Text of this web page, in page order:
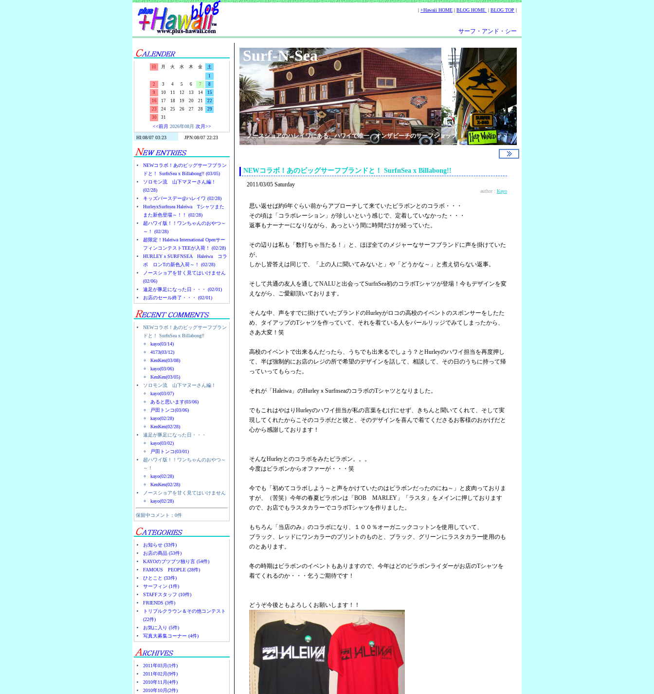
| +Hawaii HOME | BLOG HOME | BLOG TOP |
サーフ・アンド・シー
日 月 火 水 木 金
土
1
2
3 4 5 6 7
8
9
10 11 12 13 14
15
16
17 18 19 20 21
22
23
24 25 26 27 28
29
30
31
<<前月 2026年08月 次月>>
NEWコラボ！あのビッグサーフブラン
ドと！ SurfnSea x Billabong!! (03/05)
ソロモン流 山下マヌーさん編！
(02/28)
キッズバースデー@ハレイワ (02/28)
HurleyxSurfnsea Haleiwa Tシャツまた
また新色登場～！！ (02/28)
超ハワイ版！！ワンちゃんのおやつ～
～！ (02/28)
超限定！Haleiwa International Openサー
フィンコンテストTEEが入荷！ (02/28)
HURLEYｘSURFNSEA Haleiwa コラ
ボ ロンTの新色入荷～！ (02/28)
ノースショアを甘く見てはいけません
(02/06)
遠足が豚足になった日・・・ (02/01)
お店のセール終了・・・ (02/01)
NEWコラボ！あのビッグサーフブラン
ドと！ SurfnSea x Billabong!!
kayo(03/14)
4173(03/12)
KenKen(03/08)
kayo(03/06)
KenKen(03/05)
ソロモン流 山下マヌーさん編！
kayo(03/07)
あると思います(03/06)
戸田トンコ(03/06)
kayo(02/28)
KenKen(02/28)
遠足が豚足になった日・・・
kayo(03/02)
戸田トンコ(03/01)
超ハワイ版！！ワンちゃんのおやつ～
～！
kayo(02/28)
KenKen(02/28)
ノースショアを甘く見てはいけません
kayo(02/28)
保留中コメント：0件
お知らせ (33件)
お店の商品 (53件)
KAYOのブツブツ独り言 (54件)
FAMOUS PEOPLE (28件)
ひとこと (33件)
サーフィン (1件)
STAFFスタッフ (10件)
FRIENDS (3件)
トリプルクラウン＆その他コンテスト
(22件)
お気に入り (5件)
写真大募集コーナー (4件)
2011年03月(1件)
2011年02月(9件)
2010年11月(4件)
2010年10月(2件)
Surf-N-Sea
ノースショアのハレイワにある、ハワイで唯一、オンザビーチのサーフショップ
NEWコラボ！あのビッグサーフブランドと！ SurfnSea x Billabong!!
2011/03/05 Saturday
author : Kayo
思い返せば約6年ぐらい前からアプローチして来ていたビラボンとのコラボ・・・
その頃は「コラボレーション」が珍しいという感じで、定着していなかった・・・
返事もナーナーになりながら、あっという間に時間だけが経っていた。
その辺りは私も「数打ちゃ当たる！」と、ほぼ全てのメジャーなサーフブランドに声を掛けていた
が、
しかし皆答えは同じで、「上の人に聞いてみないと」や「どうかな～」と煮え切らない返事。
そして共通の友人を通してNALUと出会ってSurfnSea初のコラボTシャツが登場！今もデザインを変
えながら、ご愛顧頂いております。
そんな中、声をすでに掛けていたブランドのHurleyがロコの高校のイベントのスポンサーをしたた
め、タイアップのTシャツを作っていて、それを着ている人をパールリッジでみてしまったから、
さあ大変！笑
高校のイベントで出来るんだったら、うちでも出来るでしょう？とHurleyのハワイ担当を再度押し
て、半ば強制的にお店のレジの所で希望のデザインを話して、相談して、その日のうちに持って帰
っていってもらった。
それが「Haleiwa」のHurleyｘSurfnseaのコラボのTシャツとなりました。
でもこれはやはりHurleyのハワイ担当が私の言葉をむげにせず、きちんと聞いてくれて、そして実
現してくれたからこそのコラボだと彼と、そのデザインを喜んで着てくださるお客様のおかげだと
心から感謝しております！
そんなHurleyとのコラボをみたビラボン。。。
今度はビラボンからオファーが・・・笑
今でも「初めてコラボしよう～と声をかけていたのはビラボンだったのにね～」と皮肉っておりま
すが、（苦笑）今年の春夏ビラボンは「BOB MARLEY」「ラスタ」をメインに押しております
ので、お店でもラスタカラーでコラボTシャツを作りました。
もちろん「当店のみ」のコラボになり、１００％オーガニックコットンを使用していて、
ブラック、レッドにワンカラーのプリントのものと、ブラック、グリーンにラスタカラー使用のも
のとあります。
冬の時期はビラボンのイベントもありますので、今年はどのビラボンライダーがお店のTシャツを
着てくれるのか・・・乞うご期待です！
どうぞ今後ともよろしくお願いします！！